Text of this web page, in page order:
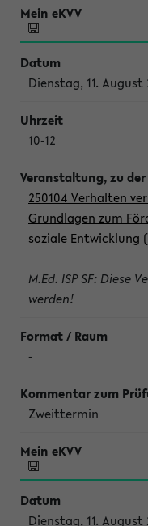
Dienstag, 11. August
10-12
250104 Verhalten
Grundlagen zum
soziale Entwicklung
M.Ed. ISP SF:
werden!
-
Zweittermin
Dienstag, 11. August